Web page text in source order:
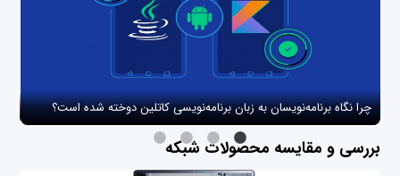
چرا نگاه برنامه‌نویسان به زبان برنامه‌نویسی کاتلین دوخته شده است؟
بررسی و مقایسه محصولات شبکه